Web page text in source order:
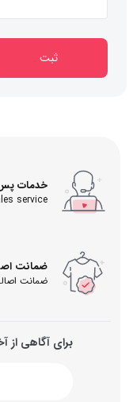
ثبت
خدمات
service
ضمانت
ضمانت
برای آگاهی از